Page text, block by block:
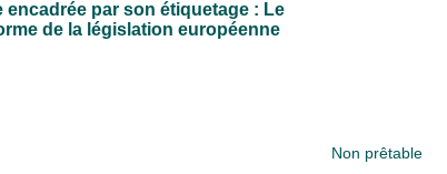
par son étiquetage : Le
de la législation européenne
Non prêtable